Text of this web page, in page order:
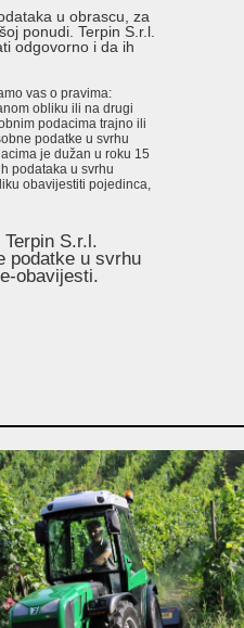
u obrascu, za
ponudi. Terpin S.r.l.
odgovorno i da ih
vas o pravima:
obliku ili na drugi
podacima trajno ili
podatke u svrhu
je dužan u roku 15
podataka u svrhu
obavijestiti pojedinca,
S.r.l.
podatke u svrhu
obavijesti.